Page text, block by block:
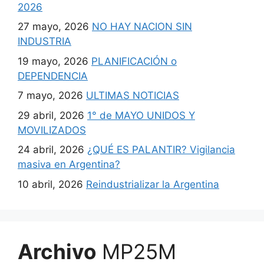
2026
27 mayo, 2026 NO HAY NACION SIN
INDUSTRIA
19 mayo, 2026 PLANIFICACIÓN o
DEPENDENCIA
7 mayo, 2026 ULTIMAS NOTICIAS
29 abril, 2026 1° de MAYO UNIDOS Y
MOVILIZADOS
24 abril, 2026 ¿QUÉ ES PALANTIR? Vigilancia
masiva en Argentina?
10 abril, 2026 Reindustrializar la Argentina
Archivo MP25M